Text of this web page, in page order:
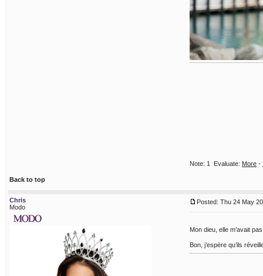
Note: 1 Evaluate: More -
Back to top
Chris
Modo
Posted: Thu 24 May
Mon dieu, elle m’avait
Bon, j’espère qu’ils